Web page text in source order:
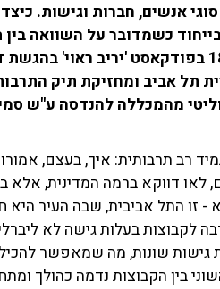
אנשים, חברות וגישות.
כשמדובר על השוואה
השונות בתכלית אחת מהשנייה? בפרק ה־18 בפודקאסט
תל אביב ומחזיקת תיק התרבות
מהמכללה להנדסה ע"ש סמי
רב תרבותית: איך, בעצם,
לאו דווקא ברמה המדינית, אלא
- זו התל אביבית, שבה העיר היא
לקבוצות בעלות גישה לא
גישות שונות, מה שמאפשר
בין הקבוצות נדמה כהולך